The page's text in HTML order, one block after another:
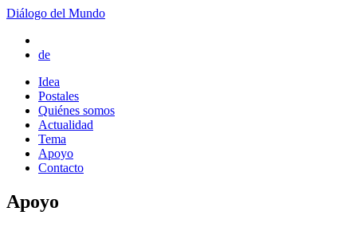
Diálogo del Mundo
de
Idea
Postales
Quiénes somos
Actualidad
Tema
Apoyo
Contacto
Apoyo